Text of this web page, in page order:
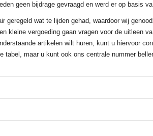
geen bijdrage gevraagd en werd er op basis
geregeld wat te lijden gehad, waardoor wij
kleine vergoeding gaan vragen voor de uitleen
artikelen wilt huren, kunt u hiervoor
tabel, maar u kunt ook ons centrale nummer